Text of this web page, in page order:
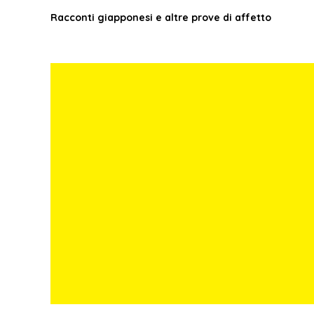
Racconti giapponesi e altre prove di affetto